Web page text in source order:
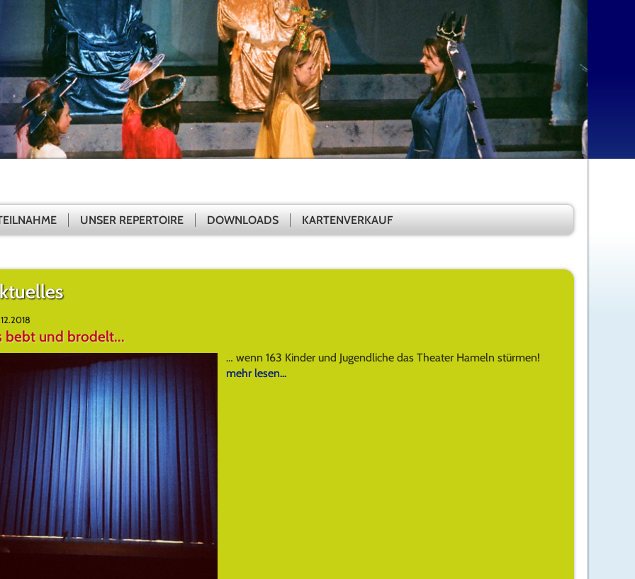
UNSER REPERTOIRE DOWNLOADS KARTENVERKAUF
bebt und brodelt...
… wenn 163 Kinder und Jugendliche das Theater Hameln stürmen!
mehr lesen...